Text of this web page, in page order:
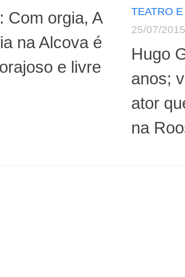
Com orgia, A
na Alcova é
e livre
TEATRO
25/07/2015
Hugo
anos;
ator
na